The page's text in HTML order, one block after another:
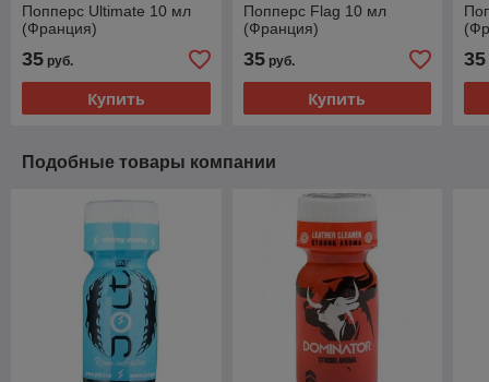
Попперс Ultimate 10 мл
(Франция)
35 руб.
Купить
Попперс Flag 10 мл
(Франция)
35руб.
Купить
35
Подобные товары компании